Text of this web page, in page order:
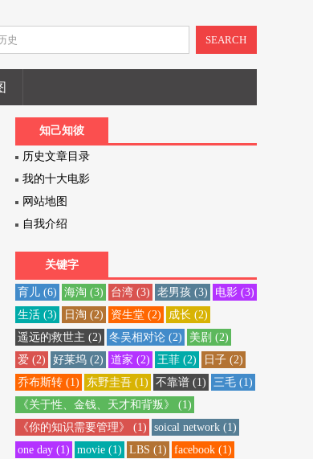
SEARCH
知己知彼
历史文章目录
我的十大电影
网站地图
自我介绍
关键字
育儿(6) 海淘 (3) 台湾(3) 老男孩(3) 电影(3)
生活(3) 日淘 (2) 资生堂(2) 成长 (2)
遥远的救世主 (2) 冬吴相对论(2) 美剧 (2)
爱(2) 好莱坞(2) 道家 (2) 王菲(2) 日子(2)
乔布斯转(1) 东野圭吾(1) 不靠谱(1) 三毛(1)
《关于性、金钱、天才和背叛》
(1)
《你的知识需要管理》
(1) soical network(1)
one day(1) movie(1) LBS (1) facebook(1)